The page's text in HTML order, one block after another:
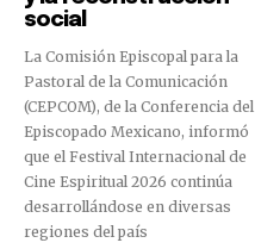
social
La Comisión Episcopal para la
Pastoral de la Comunicación
(CEPCOM), de la Conferencia del
Episcopado Mexicano, informó
que el Festival Internacional de
Cine Espiritual 2026 continúa
desarrollándose en diversas
regiones del país